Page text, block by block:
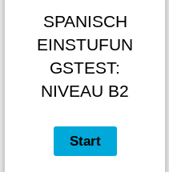
SPANISCH
EINSTUFUN
GSTEST:
NIVEAU B2